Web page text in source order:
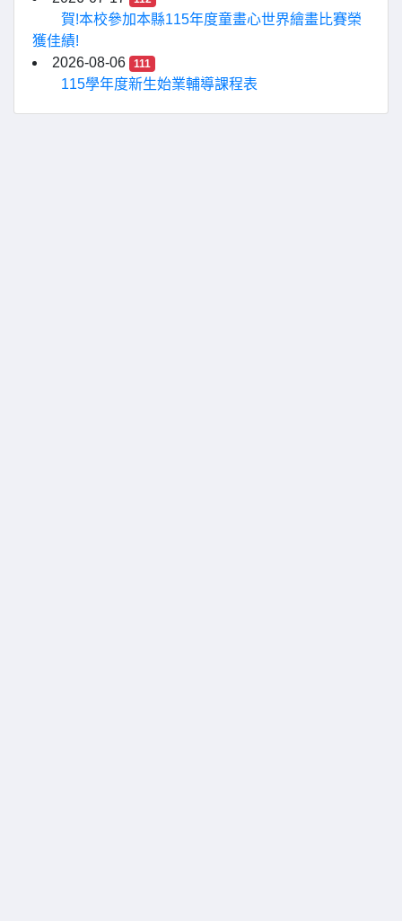
賀!本校參加本縣115年度童畫心世界繪畫比賽榮
獲佳績!
2026-08-06
111
115學年度新生始業輔導課程表